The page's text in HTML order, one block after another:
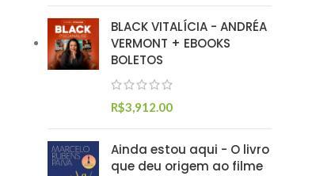
BLACK VITALÍCIA - ANDRÉA
VERMONT + EBOOKS
BOLETOS
R$3,912.00
Ainda estou aqui - O livro
que deu origem ao filme